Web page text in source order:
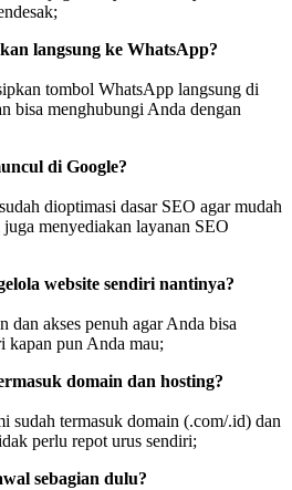
langsung ke WhatsApp?
tombol WhatsApp langsung di
bisa menghubungi Anda dengan
di Google?
dioptimasi dasar SEO agar mudah
menyediakan layanan SEO
website sendiri nantinya?
dan akses penuh agar Anda bisa
kapan pun Anda mau;
domain dan hosting?
sudah termasuk domain (.com/.id) dan
perlu repot urus sendiri;
sebagian dulu?